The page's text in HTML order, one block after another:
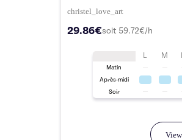
christel_love_art
29.86€soit 59.72€/h
L M
Matin
Après-midi
Soir